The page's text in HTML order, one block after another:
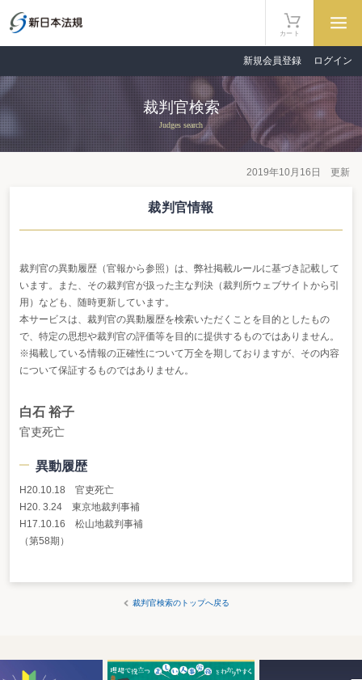
カート
新規会員登録 ログイン
裁判官検索
Judges search
2019年10月16日 更新
裁判官情報
裁判官の異動履歴（官報から参照）は、弊社掲載ルールに基づき記載して
います。また、その裁判官が扱った主な判決（裁判所ウェブサイトから引
用）なども、随時更新しています。
本サービスは、裁判官の異動履歴を検索いただくことを目的としたもの
で、特定の思想や裁判官の評価等を目的に提供するものではありません。
※掲載している情報の正確性について万全を期しておりますが、その内容
について保証するものではありません。
白石 裕子
官吏死亡
異動履歴
H20.10.18 官吏死亡
H20. 3.24 東京地裁判事補
H17.10.16 松山地裁判事補
（第58期）
裁判官検索のトップへ戻る